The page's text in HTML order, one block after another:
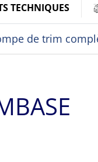
TECHNIQUES
de trim